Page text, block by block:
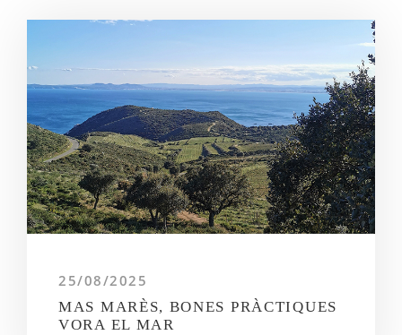
25/08/2025
MAS MARÈS, BONES PRÀCTIQUES
VORA EL MAR